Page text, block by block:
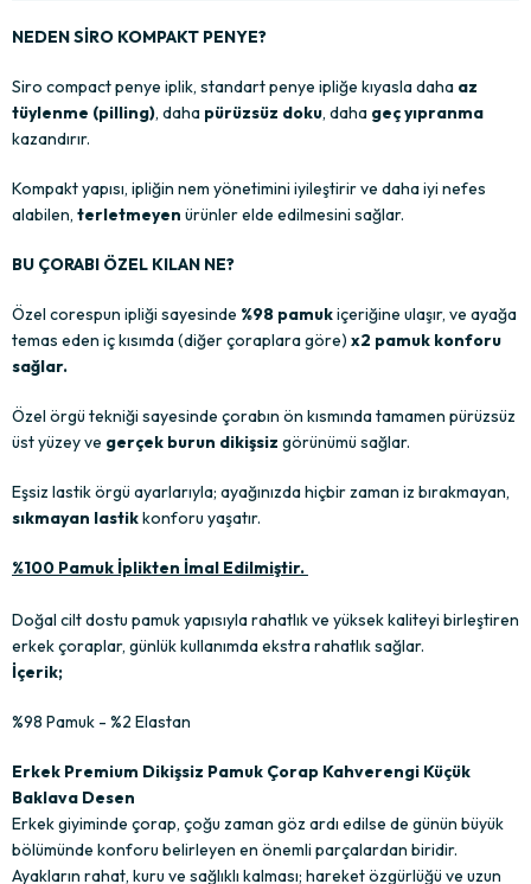
NEDEN SİRO KOMPAKT PENYE?
Siro compact penye iplik, standart penye ipliğe kıyasla daha az
tüylenme (pilling), daha pürüzsüz doku, daha geç yıpranma
kazandırır.
Kompakt yapısı, ipliğin nem yönetimini iyileştirir ve daha iyi nefes
alabilen, terletmeyen ürünler elde edilmesini sağlar.
BU ÇORABI ÖZEL KILAN NE?
Özel corespun ipliği sayesinde %98 pamukiçeriğine ulaşır, ve ayağa
temas eden iç kısımda (diğer çoraplara göre) x2 pamuk konforu
sağlar.
Özel örgü tekniği sayesinde çorabın ön kısmında tamamen pürüzsüz
üst yüzey ve gerçek burun dikişsiz görünümü sağlar.
Eşsiz lastik örgü ayarlarıyla; ayağınızda hiçbir zaman iz bırakmayan,
sıkmayan lastikkonforu yaşatır.
%100 Pamuk İplikten İmal Edilmiştir.
Doğal cilt dostu pamuk yapısıyla rahatlık ve yüksek kaliteyi birleştiren
erkek çoraplar, günlük kullanımda ekstra rahatlık sağlar.
İçerik;
%98 Pamuk - %2 Elastan
Erkek Premium Dikişsiz Pamuk Çorap Kahverengi Küçük
Baklava Desen
Erkek giyiminde çorap, çoğu zaman göz ardı edilse de günün büyük
bölümünde konforu belirleyen en önemli parçalardan biridir.
Ayakların rahat, kuru ve sağlıklı kalması; hareket özgürlüğü ve uzun